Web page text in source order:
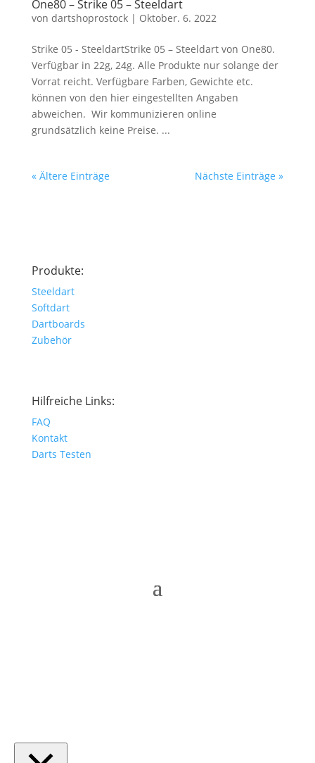
One80 – Strike 05 – Steeldart
von dartshoprostock| Oktober. 6. 2022
Strike 05 - SteeldartStrike 05 – Steeldart von One80.
Verfügbar in 22g, 24g. Alle Produkte nur solange der
Vorrat reicht. Verfügbare Farben, Gewichte etc.
können von den hier eingestellten Angaben
abweichen. Wir kommunizieren online
grundsätzlich keine Preise. ...
« Ältere Einträge Nächste Einträge »
Produkte:
Steeldart
Softdart
Dartboards
Zubehör
Hilfreiche Links:
FAQ
Kontakt
Darts Testen